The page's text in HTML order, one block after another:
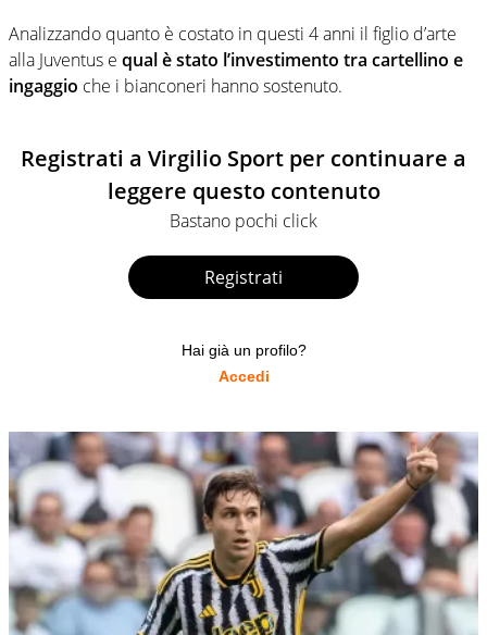
Analizzando quanto è costato in questi 4 anni il figlio d’arte
alla Juventus e qual è stato l’investimento tra cartellino e
ingaggio che i bianconeri hanno sostenuto.
Registrati a Virgilio Sport per continuare a
leggere questo contenuto
Bastano pochi click
Registrati
Hai già un profilo?
Accedi